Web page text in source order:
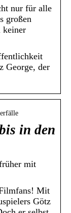
nur für alle
großen
keiner
George, der
in den
mit
Mit
Götz